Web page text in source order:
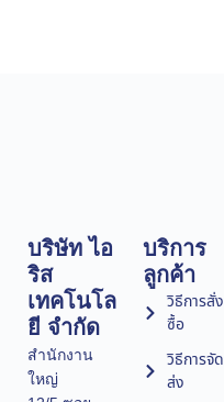
บริษัท ไอ
ริส
เทคโนโล
ยี จำกัด
สำนักงาน
ใหญ่
บริการ
ลูกค้า
วิธีการสั่ง
ซื้อ
วิธีการจัด
ส่ง